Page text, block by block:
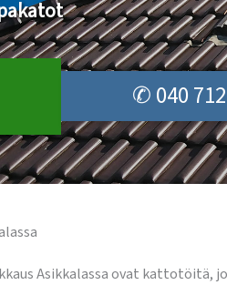
✆ 040
Asikkalassa ovat